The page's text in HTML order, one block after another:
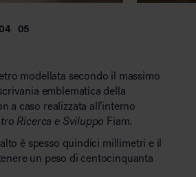
modellata secondo il massimo
emblematica della
a caso realizzata all’interno
Ricerca e Sviluppo Fiam.
è spesso quindici millimetri e il
un peso di centocinquanta